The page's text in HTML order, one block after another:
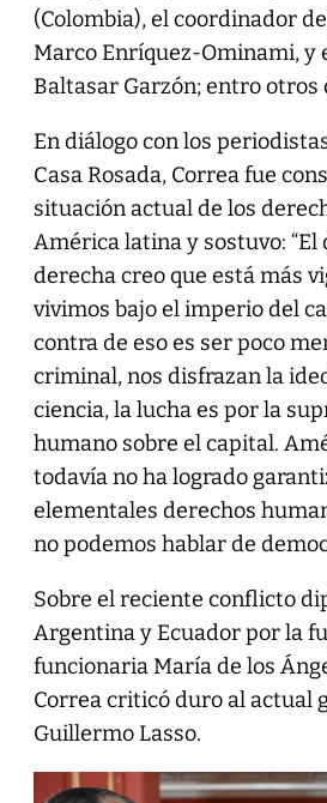
(Colombia), el coordinador
Marco Enríquez-Ominami, y
Baltasar Garzón; entro otros
En diálogo con los
Casa Rosada, Correa fue
situación actual de los
América latina y sostuvo:
derecha creo que está más
vivimos bajo el imperio del
contra de eso es ser poco
criminal, nos disfrazan la
ciencia, la lucha es por la
humano sobre el capital.
todavía no ha logrado
elementales derechos
no podemos hablar de
Sobre el reciente conflicto
Argentina y Ecuador por la
funcionaria María de los
Correa criticó duro al actual
Guillermo Lasso.